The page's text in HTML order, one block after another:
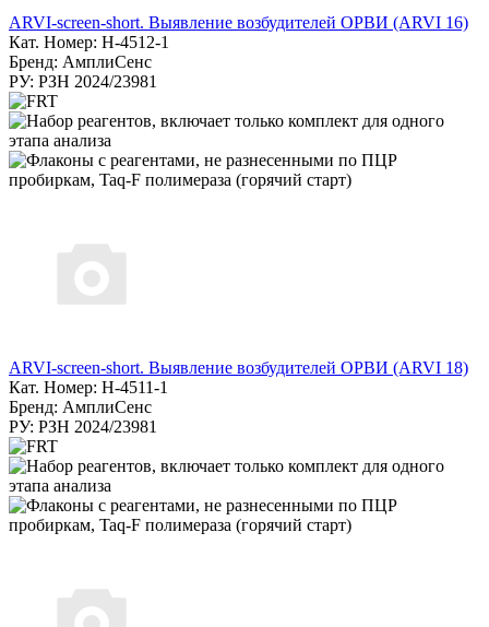
ARVI-screen-short. Выявление возбудителей ОРВИ (ARVI 16)
Кат. Номер: H-4512-1
Бренд: АмплиСенс
РУ: РЗН 2024/23981
ARVI-screen-short. Выявление возбудителей ОРВИ (ARVI 18)
Кат. Номер: Н-4511-1
Бренд: АмплиСенс
РУ: РЗН 2024/23981